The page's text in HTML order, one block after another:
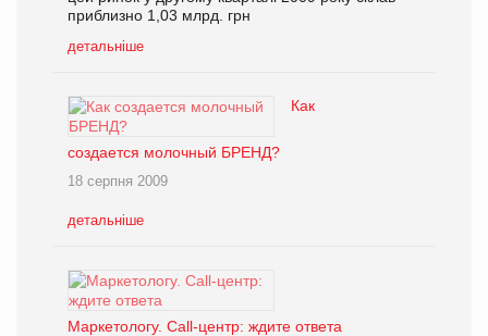
приблизно 1,03 млрд. грн
детальніше
Как
создается молочный БРЕНД?
18 серпня 2009
детальніше
Маркетологу. Call-центр: ждите ответа